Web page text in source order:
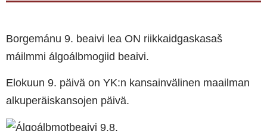
Borgemánu 9. beaivi lea ON riikkaidgaskasaš
máilmmi álgoálbmogiid beaivi.
Elokuun 9. päivä on YK:n kansainvälinen maailman
alkuperäiskansojen päivä.